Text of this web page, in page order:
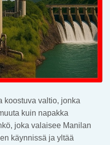
koostuva valtio, jonka
kuin napakka
joka valaisee Manilan
käynnissä ja yltää